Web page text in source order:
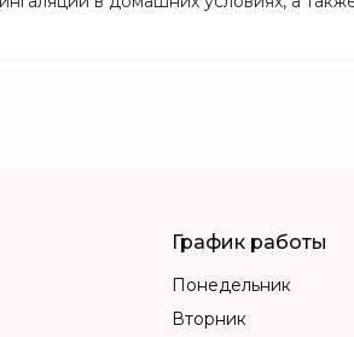
График работы
Понедельник
Вторник